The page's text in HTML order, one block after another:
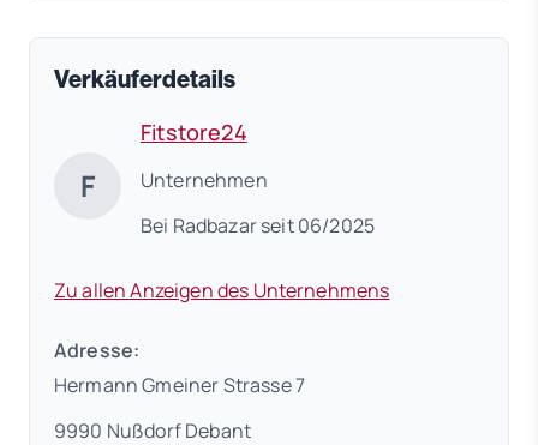
Verkäuferdetails
F
Fitstore24
Unternehmen
Bei Radbazar seit 06/2025
Zu allen Anzeigen des Unternehmens
Adresse:
Hermann Gmeiner Strasse 7
9990 Nußdorf Debant